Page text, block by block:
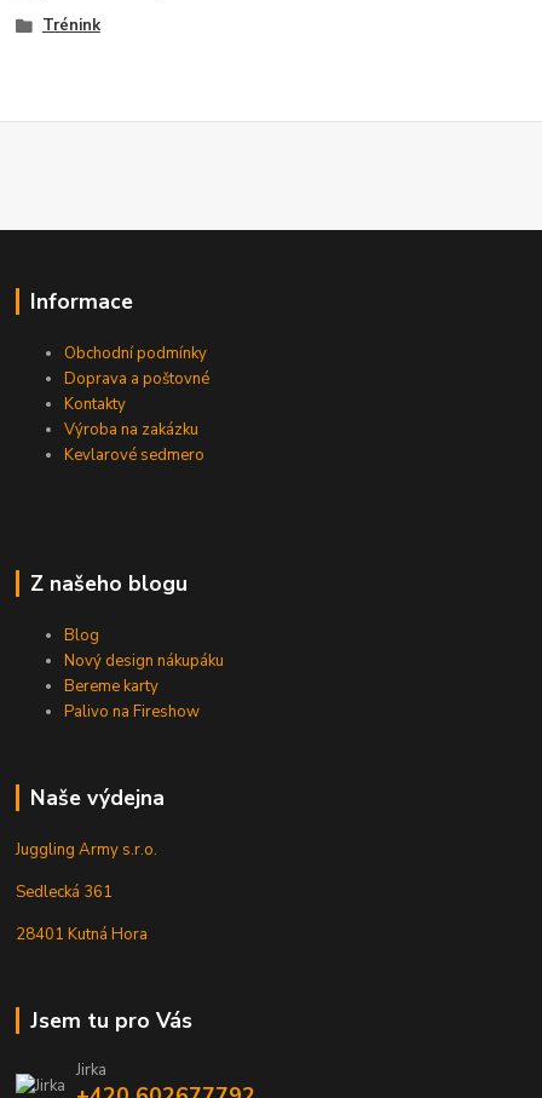
Trénink
Informace
Obchodní podmínky
Doprava a poštovné
Kontakty
Výroba na zakázku
Kevlarové sedmero
Z našeho blogu
Blog
Nový design nákupáku
Bereme karty
Palivo na Fireshow
Naše výdejna
Juggling Army s.r.o.
Sedlecká 361
28401 Kutná Hora
Jsem tu pro Vás
Jirka